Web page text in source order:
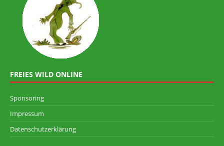
FREIES WILD ONLINE
Sponsoring
Impressum
Datenschutzerklärung